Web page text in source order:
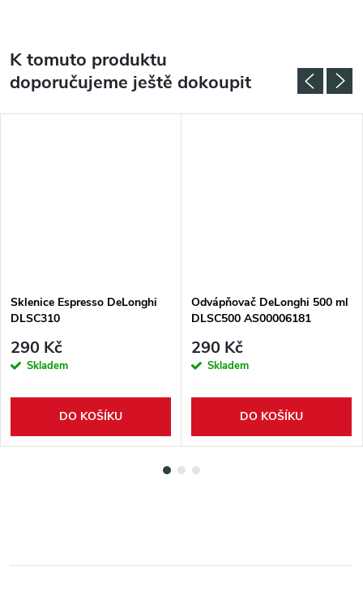
K tomuto produktu
doporučujeme ještě dokoupit
Sklenice Espresso DeLonghi
DLSC310
290 Kč
Skladem
DO KOŠÍKU
Odvápňovač DeLonghi 500 ml
DLSC500 AS00006181
290 Kč
Skladem
DO KOŠÍKU